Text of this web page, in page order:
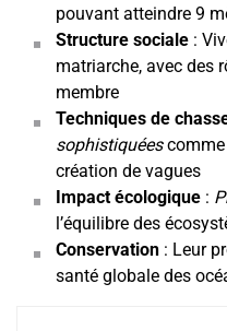
pouvant atteindre 9
Structure sociale :
matriarche, avec des
membre
Techniques de
sophistiquéescomme
création de vagues
Impact écologique :
l’équilibre des
Conservation : Leur
santé globale des